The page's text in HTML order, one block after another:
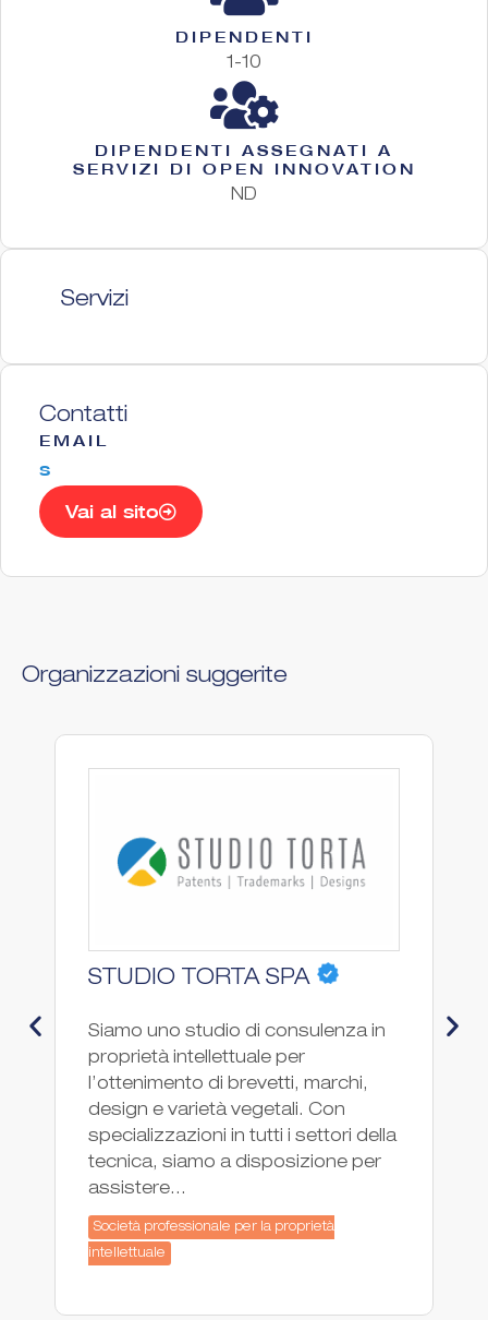
DIPENDENTI
1-10
DIPENDENTI ASSEGNATI A
SERVIZI DI OPEN INNOVATION
ND
Servizi
Contatti
EMAIL
s
Vai al sito
Organizzazioni suggerite
STUDIO TORTA SPA
Siamo uno studio di consulenza in
proprietà intellettuale per
l’ottenimento di brevetti, marchi,
design e varietà vegetali. Con
specializzazioni in tutti i settori della
tecnica, siamo a disposizione per
assistere...
Società professionale per la proprietà
intellettuale